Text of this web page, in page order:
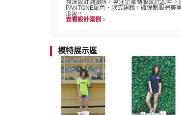
資深設計師團隊，專注企業制服設計20年。
PANTONE配色、款式建議，確保制服完美
形象。
查看設計案例
模特展示區